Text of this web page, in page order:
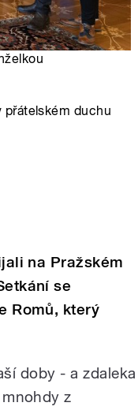
přátelském duchu
na Pražském
se
Romů, který
doby - a zdaleka
z